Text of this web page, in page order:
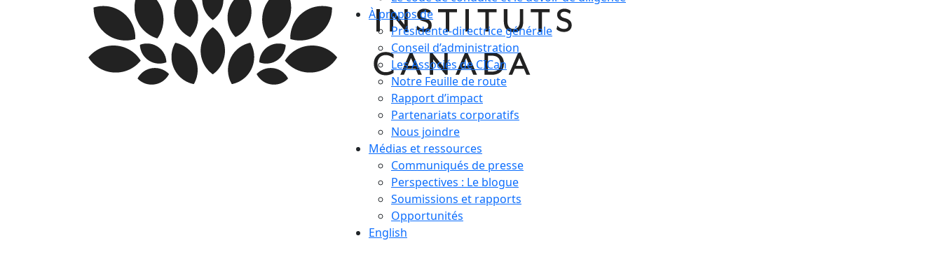
À propos de
Présidente-directrice générale
Conseil d’administration
Les Associés de CICan
Notre Feuille de route
Rapport d’impact
Partenariats corporatifs
Nous joindre
Médias et ressources
Communiqués de presse
Perspectives : Le blogue
Soumissions et rapports
Opportunités
English